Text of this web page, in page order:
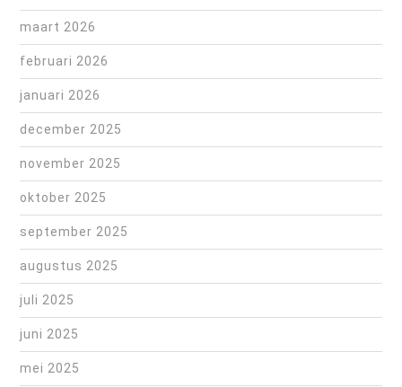
maart 2026
februari 2026
januari 2026
december 2025
november 2025
oktober 2025
september 2025
augustus 2025
juli 2025
juni 2025
mei 2025